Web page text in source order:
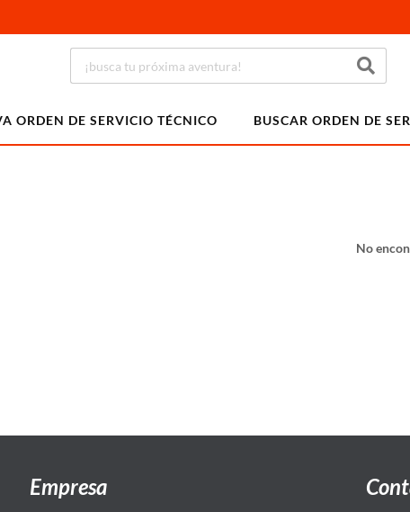
ORDEN DE SERVICIO TÉCNICO BUSCAR ORDEN DE
No
Empresa